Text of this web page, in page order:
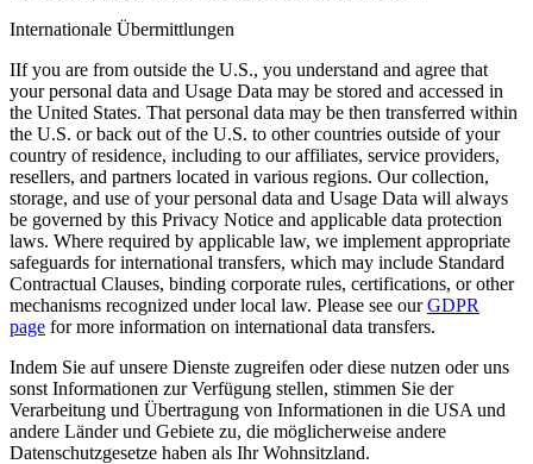
Internationale Übermittlungen
IIf you are from outside the U.S., you understand and agree that
your personal data and Usage Data may be stored and accessed in
the United States. That personal data may be then transferred within
the U.S. or back out of the U.S. to other countries outside of your
country of residence, including to our affiliates, service providers,
resellers, and partners located in various regions. Our collection,
storage, and use of your personal data and Usage Data will always
be governed by this Privacy Notice and applicable data protection
laws. Where required by applicable law, we implement appropriate
safeguards for international transfers, which may include Standard
Contractual Clauses, binding corporate rules, certifications, or other
mechanisms recognized under local law. Please see ourGDPR
page for more information on international data transfers.
Indem Sie auf unsere Dienste zugreifen oder diese nutzen oder uns
sonst Informationen zur Verfügung stellen, stimmen Sie der
Verarbeitung und Übertragung von Informationen in die USA und
andere Länder und Gebiete zu, die möglicherweise andere
Datenschutzgesetze haben als Ihr Wohnsitzland.